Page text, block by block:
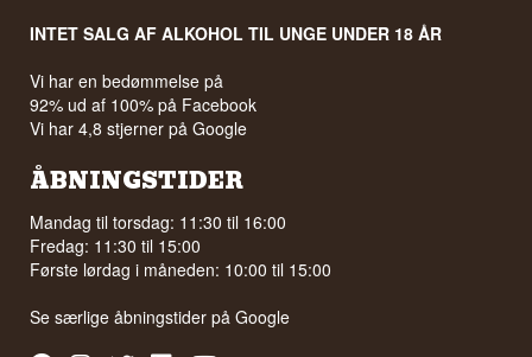
INTET SALG AF ALKOHOL TIL UNGE UNDER 18 ÅR
Vi har en bedømmelse på
92% ud af 100% på Facebook
Vi har 4,8 stjerner på Google
ÅBNINGSTIDER
Mandag til torsdag: 11:30 til 16:00
Fredag: 11:30 til 15:00
Første lørdag i måneden: 10:00 til 15:00
Se særlige åbningstider påGoogle